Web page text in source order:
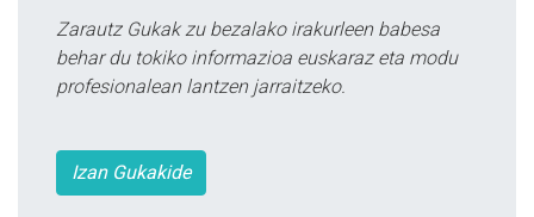
Zarautz Gukak zu bezalako irakurleen babesa
behar du tokiko informazioa euskaraz eta modu
profesionalean lantzen jarraitzeko.
Izan Gukakide